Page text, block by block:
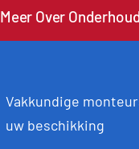
Meer Over
Vakkundige
uw beschikking